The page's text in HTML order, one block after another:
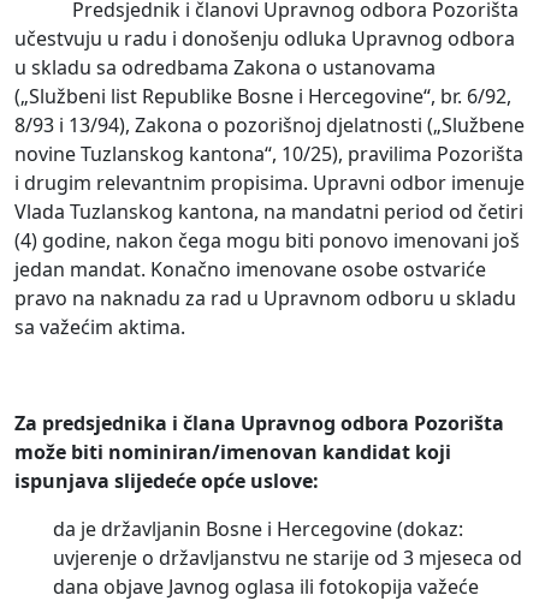
Predsjednik i članovi Upravnog odbora Pozorišta
učestvuju u radu i donošenju odluka Upravnog odbora
u skladu sa odredbama Zakona o ustanovama
(„Službeni list Republike Bosne i Hercegovine“, br. 6/92,
8/93 i 13/94), Zakona o pozorišnoj djelatnosti („Službene
novine Tuzlanskog kantona“, 10/25), pravilima Pozorišta
i drugim relevantnim propisima. Upravni odbor imenuje
Vlada Tuzlanskog kantona, na mandatni period od četiri
(4) godine, nakon čega mogu biti ponovo imenovani još
jedan mandat. Konačno imenovane osobe ostvariće
pravo na naknadu za rad u Upravnom odboru u skladu
sa važećim aktima.
Za predsjednika i člana Upravnog odbora Pozorišta
može biti nominiran/imenovan kandidat koji
ispunjava slijedeće opće uslove:
da je državljanin Bosne i Hercegovine (dokaz:
uvjerenje o državljanstvu ne starije od 3 mjeseca od
dana objave Javnog oglasa ili fotokopija važeće